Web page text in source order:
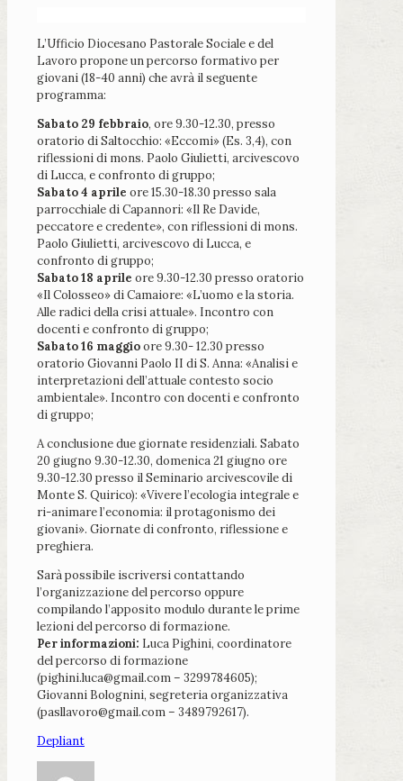
L’Ufficio Diocesano Pastorale Sociale e del
Lavoro propone un percorso formativo per
giovani (18-40 anni) che avrà il seguente
programma:
Sabato 29 febbraio, ore 9.30-12.30, presso
oratorio di Saltocchio: «Eccomi» (Es. 3,4), con
riflessioni di mons. Paolo Giulietti, arcivescovo
di Lucca, e confronto di gruppo;
Sabato 4 aprile ore 15.30-18.30 presso sala
parrocchiale di Capannori: «Il Re Davide,
peccatore e credente», con riflessioni di mons.
Paolo Giulietti, arcivescovo di Lucca, e
confronto di gruppo;
Sabato 18 aprile ore 9.30-12.30 presso oratorio
«Il Colosseo» di Camaiore: «L’uomo e la storia.
Alle radici della crisi attuale». Incontro con
docenti e confronto di gruppo;
Sabato 16 maggioore 9.30- 12.30 presso
oratorio Giovanni Paolo II di S. Anna: «Analisi e
interpretazioni dell’attuale contesto socio
ambientale». Incontro con docenti e confronto
di gruppo;
A conclusione due giornate residenziali. Sabato
20 giugno 9.30-12.30, domenica 21 giugno ore
9.30-12.30 presso il Seminario arcivescovile di
Monte S. Quirico): «Vivere l’ecologia integrale e
ri-animare l’economia: il protagonismo dei
giovani». Giornate di confronto, riflessione e
preghiera.
Sarà possibile iscriversi contattando
l’organizzazione del percorso oppure
compilando l’apposito modulo durante le prime
lezioni del percorso di formazione.
Per informazioni: Luca Pighini, coordinatore
del percorso di formazione
(pighini.luca@gmail.com – 3299784605);
Giovanni Bolognini, segreteria organizzativa
(pasllavoro@gmail.com – 3489792617).
Depliant